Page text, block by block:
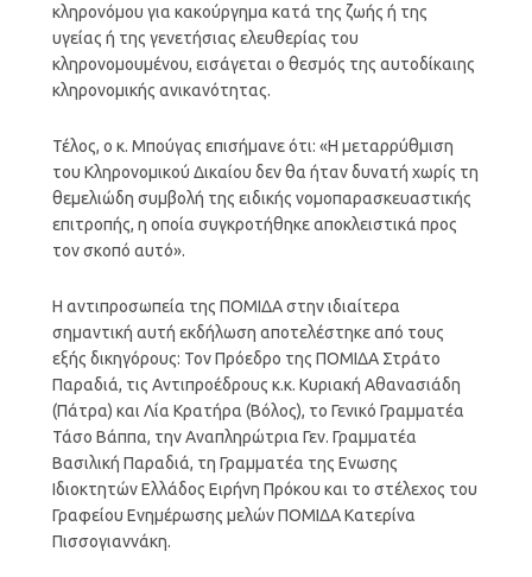
κληρονόμου για κακούργημα κατά της ζωής ή της
υγείας ή της γενετήσιας ελευθερίας του
κληρονομουμένου, εισάγεται ο θεσμός της αυτοδίκαιης
κληρονομικής ανικανότητας.
Τέλος, ο κ. Μπούγας επισήμανε ότι: «Η μεταρρύθμιση
του Κληρονομικού Δικαίου δεν θα ήταν δυνατή χωρίς τη
θεμελιώδη συμβολή της ειδικής νομοπαρασκευαστικής
επιτροπής, η οποία συγκροτήθηκε αποκλειστικά προς
τον σκοπό αυτό».
Η αντιπροσωπεία της ΠΟΜΙΔΑ στην ιδιαίτερα
σημαντική αυτή εκδήλωση αποτελέστηκε από τους
εξής δικηγόρους: Τον Πρόεδρο της ΠΟΜΙΔΑ Στράτο
Παραδιά, τις Αντιπροέδρους κ.κ. Κυριακή Αθανασιάδη
(Πάτρα) και Λία Κρατήρα (Βόλος), το Γενικό Γραμματέα
Τάσο Βάππα, την Αναπληρώτρια Γεν. Γραμματέα
Βασιλική Παραδιά, τη Γραμματέα της Ενωσης
Ιδιοκτητών Ελλάδος Ειρήνη Πρόκου και το στέλεχος του
Γραφείου Ενημέρωσης μελών ΠΟΜΙΔΑ Κατερίνα
Πισσογιαννάκη.